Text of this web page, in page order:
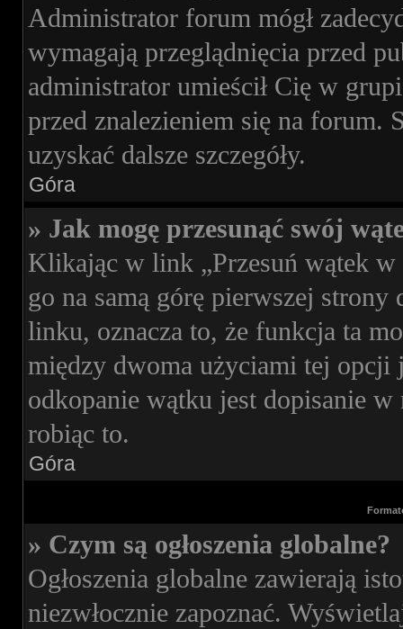
Administrator forum mógł
wymagają przeglądnięcia przed
administrator umieścił Cię w
przed znalezieniem się na forum.
uzyskać dalsze szczegóły.
Góra
» Jak mogę przesunąć swój
Klikając w link „Przesuń wątek
go na samą górę pierwszej
linku, oznacza to, że funkcja ta
między dwoma użyciami tej opcji
odkopanie wątku jest dopisanie
robiąc to.
Góra
» Czym są ogłoszenia globalne?
Ogłoszenia globalne zawierają
niezwłocznie zapoznać.